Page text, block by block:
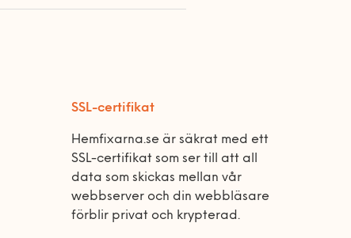
SSL-certifikat
Hemfixarna.se är säkrat med ett
SSL-certifikat som ser till att all
data som skickas mellan vår
webbserver och din webbläsare
förblir privat och krypterad.